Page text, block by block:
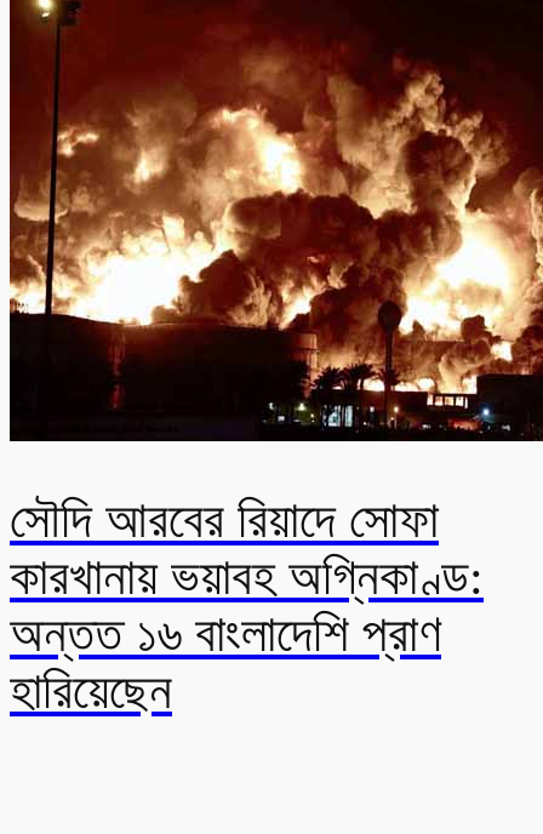
সৌদি আরবের রিয়াদে সোফা
কারখানায় ভয়াবহ অগ্নিকাণ্ড:
অন্তত ১৬ বাংলাদেশি প্রাণ
হারিয়েছেন